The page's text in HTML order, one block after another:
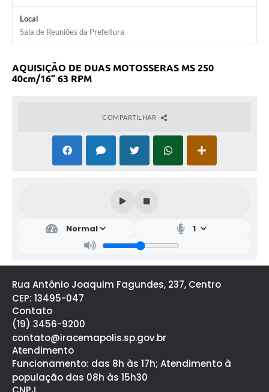
Local
Sala de Reuniões da Prefeitura
AQUISIÇÃO DE DUAS MOTOSSERAS MS 250
40cm/16” 63 RPM
COMPARTILHAR
Rua Antônio Joaquim Fagundes, 237, Centro
CEP: 13495-047
Contato
(19) 3456-9200
contato@iracemapolis.sp.gov.br
Atendimento
Funcionamento: das 8h às 17h; Atendimento à
população das 08h às 15h30